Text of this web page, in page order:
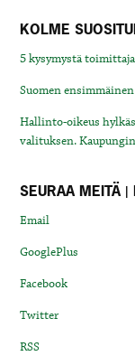
KOLME
5 kysymystä
Suomen
Hallinto-oikeus
valituksen.
SEURAA MEITÄ
Email
GooglePlus
Facebook
Twitter
RSS